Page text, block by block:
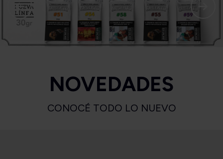
NOVEDADES
CONOCÉ TODO LO NUEVO